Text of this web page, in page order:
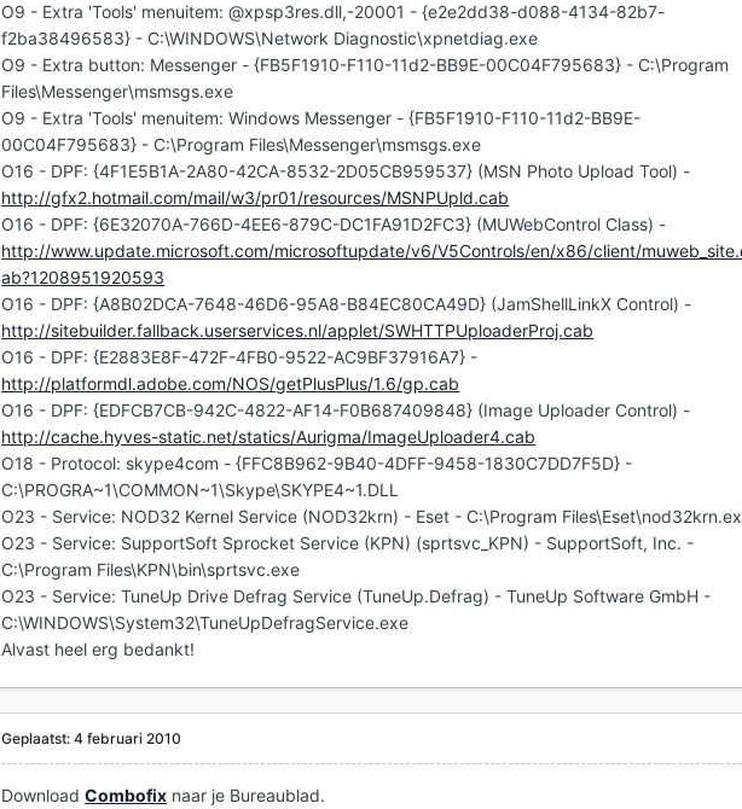
O9 - Extra 'Tools' menuitem: @xpsp3res.dll,-20001 - {e2e2dd38-d088-4134-82b7-
f2ba38496583} - C:\WINDOWS\Network Diagnostic\xpnetdiag.exe
O9 - Extra button: Messenger - {FB5F1910-F110-11d2-BB9E-00C04F795683} - C:\Program
Files\Messenger\msmsgs.exe
O9 - Extra 'Tools' menuitem: Windows Messenger - {FB5F1910-F110-11d2-BB9E-
00C04F795683} - C:\Program Files\Messenger\msmsgs.exe
O16 - DPF: {4F1E5B1A-2A80-42CA-8532-2D05CB959537} (MSN Photo Upload Tool) -
http://gfx2.hotmail.com/mail/w3/pr01/resources/MSNPUpld.cab
O16 - DPF: {6E32070A-766D-4EE6-879C-DC1FA91D2FC3} (MUWebControl Class) -
http://www.update.microsoft.com/microsoftupdate/v6/V5Controls/en/x86/client/
ab?1208951920593
O16 - DPF: {A8B02DCA-7648-46D6-95A8-B84EC80CA49D} (JamShellLinkX Control) -
http://sitebuilder.fallback.userservices.nl/applet/SWHTTPUploaderProj.cab
O16 - DPF: {E2883E8F-472F-4FB0-9522-AC9BF37916A7} -
http://platformdl.adobe.com/NOS/getPlusPlus/1.6/gp.cab
O16 - DPF: {EDFCB7CB-942C-4822-AF14-F0B687409848} (Image Uploader Control) -
http://cache.hyves-static.net/statics/Aurigma/ImageUploader4.cab
O18 - Protocol: skype4com - {FFC8B962-9B40-4DFF-9458-1830C7DD7F5D} -
C:\PROGRA~1\COMMON~1\Skype\SKYPE4~1.DLL
O23 - Service: NOD32 Kernel Service (NOD32krn) - Eset - C:\Program
O23 - Service: SupportSoft Sprocket Service (KPN) (sprtsvc_KPN) - SupportSoft, Inc. -
C:\Program Files\KPN\bin\sprtsvc.exe
O23 - Service: TuneUp Drive Defrag Service (TuneUp.Defrag) - TuneUp Software GmbH -
C:\WINDOWS\System32\TuneUpDefragService.exe
Alvast heel erg bedankt!
Geplaatst:4 februari 2010
DownloadCombofix naar je Bureaublad.